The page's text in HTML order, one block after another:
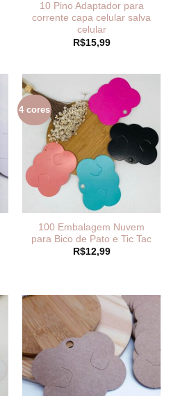
10 Pino Adaptador para
corrente capa celular salva
celular
R$15,99
4 cores
100 Embalagem Nuvem
para Bico de Pato e Tic Tac
R$12,99